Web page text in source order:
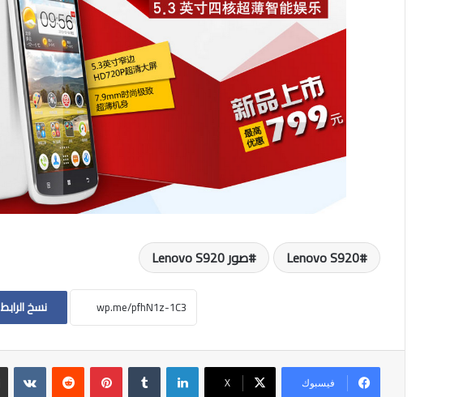
Lenovo S920 صور Lenovo S920
نسخ الرابط
فيسبوك ‫X
لينكدإن بينتيريست